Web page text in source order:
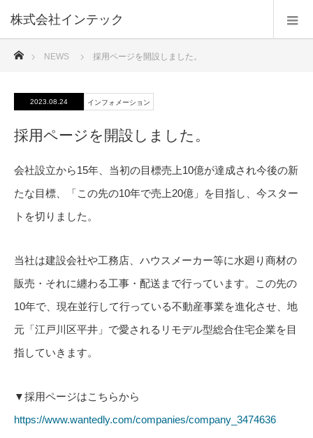
株式会社インテック
ホーム
NEWS 採用ページを開設しました。
2023.08.24 インフォメーション
採用ページを開設しました。
会社設立から15年、当初の目標売上10億が達成され今後の新
たな目標、「この先の10年で売上20億」を目指し、今スター
トを切りました。
当社は建設会社や工務店、ハウスメーカー等に水廻り商材の
販売・それに纏わる工事・配送まで行っています。この先の
10年で、現在並行して行っている不動産事業を進化させ、地
元「江戸川区平井」で愛されるリモデル型総合住宅企業を目
指していきます。
▼採用ページはこちらから
https://www.wantedly.com/companies/company_3474636